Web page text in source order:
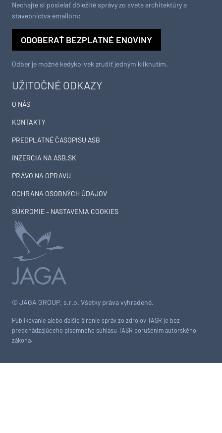
© JAGA GROUP, s.r.o. Všetky práva vyhradené.
Publikovanie alebo ďalšie šírenie správ zo zdrojov TASR je bez
predchádzajúceho písomného súhlasu TASR porušením autorského
zákona.
UŽITOČNÉ ODKAZY
O NÁS
KONTAKTY
PREDPLATNÉ ČASOPISU ASB
INZERCIA NA ASB.SK
PRÁVO NA OPRAVU
OCHRANA OSOBNÝCH ÚDAJOV
SÚKROMIE – NASTAVENIA COOKIES
Nechajte si posielať dôležité správy zo sveta architektúry a
stavebníctva emailom:
ODOBERAŤ BEZPLATNÉ ENOVINY
Odber je možné kedykoľvek zrušiť jedným kliknutím.